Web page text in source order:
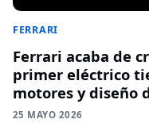
FERRARI
Ferrari acaba de
primer eléctrico
motores y diseño
25 MAYO 2026